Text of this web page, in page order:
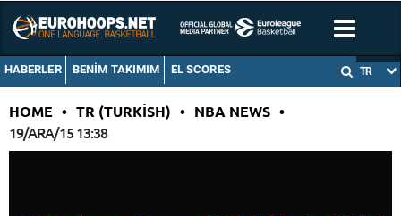
HABERLER BENIM TAKIMIM EL SCORES TR
HOME • TR (TURKISH) • NBA NEWS •
19/ARA/15 13:38